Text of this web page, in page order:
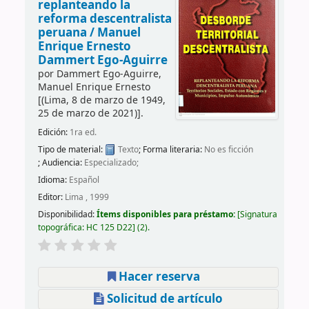
replanteando la
reforma descentralista
peruana / Manuel
Enrique Ernesto
Dammert Ego-Aguirre
por Dammert Ego-Aguirre,
Manuel Enrique Ernesto
[(Lima, 8 de marzo de 1949,
25 de marzo de 2021)].
Edición: 1ra ed.
Tipo de material:
Texto; Forma literaria: No es ficción
; Audiencia: Especializado;
Idioma: Español
Editor: Lima , 1999
Disponibilidad:Ítems disponibles para préstamo: Signatura
topográfica: HC 125 D22 (2).
Hacer reserva
Solicitud de artículo